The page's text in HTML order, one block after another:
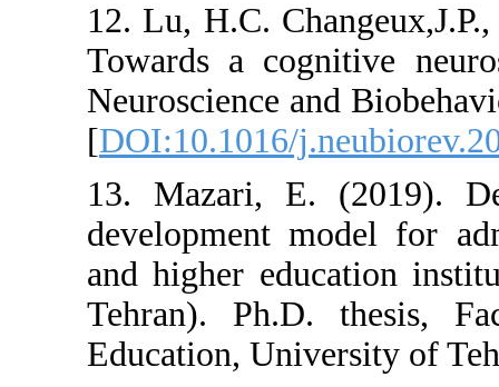
12. Lu, H.C.
Towards a
Neuroscience
[DOI:10.1016/
13. Mazari, E.
development
and higher
Tehran).
Education,